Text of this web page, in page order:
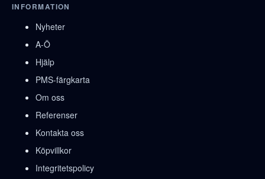
INFORMATION
Nyheter
A-Ö
Hjälp
PMS-färgkarta
Om oss
Referenser
Kontakta oss
Köpvillkor
Integritetspolicy